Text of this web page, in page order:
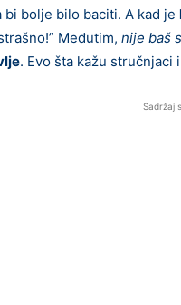
bi bolje bilo baciti. A kad je
Međutim, nije baš
. Evo šta kažu stručnjaci
Sadržaj